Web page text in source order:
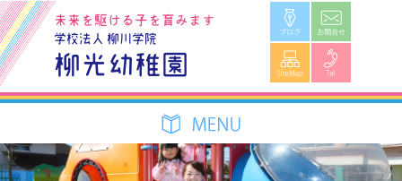
学校法人 柳川学院
柳光幼稚園
未来を駆ける子を育みます ブログ
SiteMap